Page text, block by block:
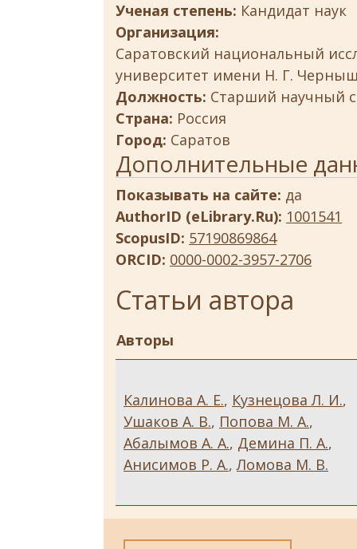
Ученая степень: Кандидат наук
Организация:
Саратовский национальный
университет имени Н. Г.
Должность: Старший научный
Страна: Россия
Город: Саратов
Дополнительные
Показывать на сайте: да
AuthorID (eLibrary.Ru): 1001541
ScopusID: 57190869864
ORCID: 0000-0002-3957-2706
Статьи автора
Авторы
Калинова А. Е., Кузнецова Л. И.,
Ушаков А. В., Попова М. А.,
Абалымов А. А., Демина П. А.,
Анисимов Р. А.,Ломова М. В.